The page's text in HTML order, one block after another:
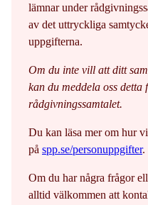
lämnar under
av det uttryckliga
uppgifterna.
Om du inte vill att ditt
kan du meddela oss
rådgivningssamtalet.
Du kan läsa mer om hur
på spp.se/personuppgifter.
Om du har några frågor
alltid välkommen att